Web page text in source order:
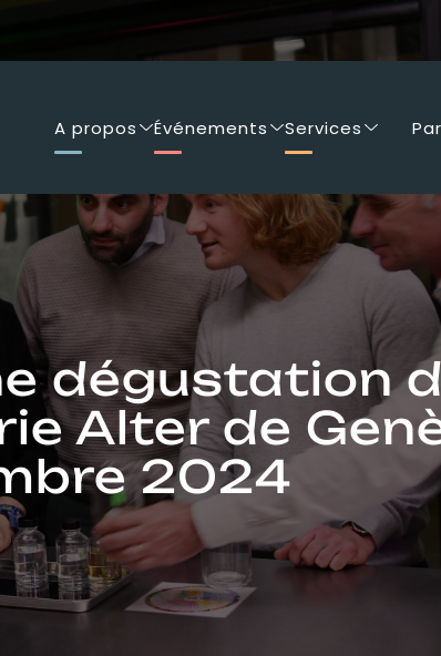
A propos Événements Services
dégustation
Alter de
2024